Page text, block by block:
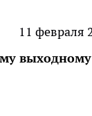
11 февраля